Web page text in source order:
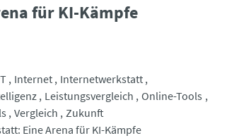
für KI-Kämpfe
Internet
Internetwerkstatt
Leistungsvergleich Online-Tools
Vergleich
Zukunft
Eine Arena für KI-Kämpfe